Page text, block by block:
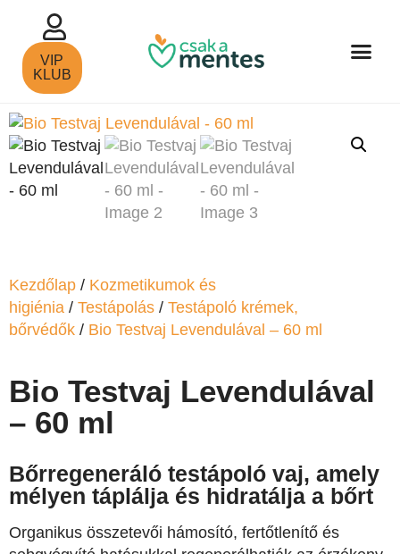
VIP
KLUB
Kezdőlap / Kozmetikumok és
higiénia / Testápolás / Testápoló krémek,
bőrvédők / Bio Testvaj Levendulával – 60 ml
Bio Testvaj Levendulával
– 60 ml
Bőrregeneráló testápoló vaj, amely
mélyen táplálja és hidratálja a bőrt
Organikus összetevői hámosító, fertőtlenítő és